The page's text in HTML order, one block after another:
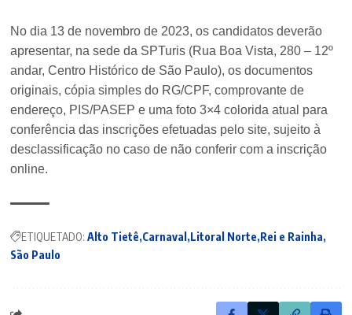
No dia 13 de novembro de 2023, os candidatos deverão
apresentar, na sede da SPTuris (Rua Boa Vista, 280 – 12º
andar, Centro Histórico de São Paulo), os documentos
originais, cópia simples do RG/CPF, comprovante de
endereço, PIS/PASEP e uma foto 3×4 colorida atual para
conferência das inscrições efetuadas pelo site, sujeito à
desclassificação no caso de não conferir com a inscrição
online.
ETIQUETADO: Alto Tietê Carnaval Litoral Norte Rei e Rainha
São Paulo